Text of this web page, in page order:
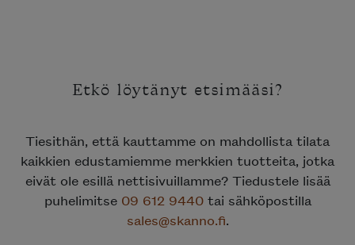
Etkö löytänyt etsimääsi?
Tiesithän, että kauttamme on mahdollista tilata
kaikkien edustamiemme merkkien tuotteita, jotka
eivät ole esillä nettisivuillamme? Tiedustele lisää
puhelimitse 09 612 9440tai sähköpostilla
sales@skanno.fi.